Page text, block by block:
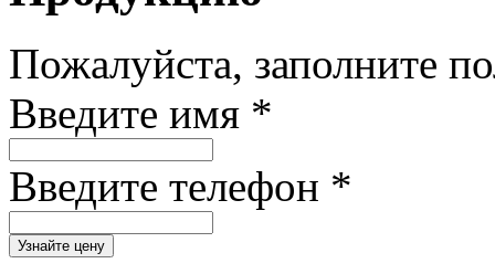
Пожалуйста, заполните
Введите имя *
Введите телефон *